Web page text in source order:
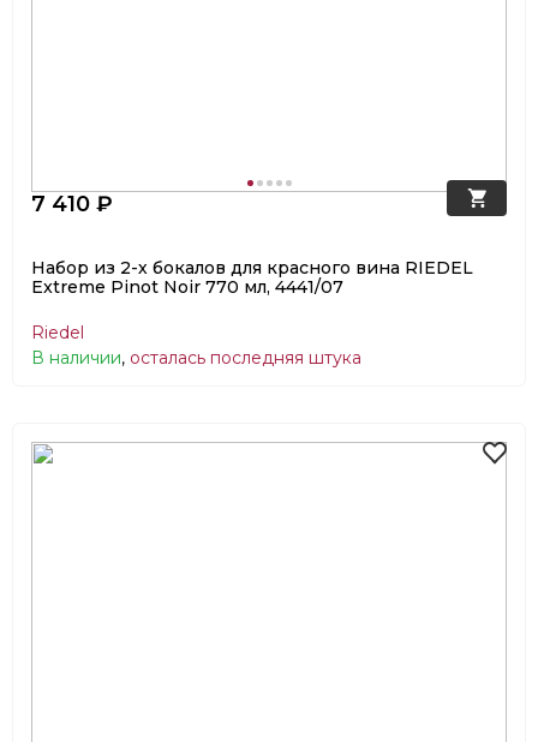
7 410 ₽
Набор из 2-х бокалов для красного вина RIEDEL
Extreme Pinot Noir 770 мл, 4441/07
Riedel
В наличии, осталась последняя штука